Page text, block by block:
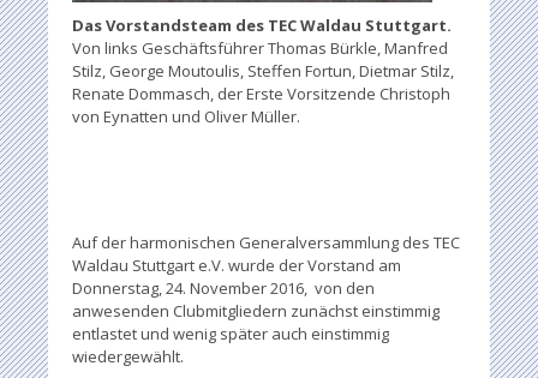
Das Vorstandsteam des TEC Waldau Stuttgart.
Von links Geschäftsführer Thomas Bürkle, Manfred
Stilz, George Moutoulis, Steffen Fortun, Dietmar Stilz,
Renate Dommasch, der Erste Vorsitzende Christoph
von Eynatten und Oliver Müller.
Auf der harmonischen Generalversammlung des TEC
Waldau Stuttgart e.V. wurde der Vorstand am
Donnerstag, 24. November 2016, von den
anwesenden Clubmitgliedern zunächst einstimmig
entlastet und wenig später auch einstimmig
wiedergewählt.